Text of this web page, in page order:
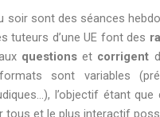
sont des séances
tuteurs d’une UE font des
questionset corrigent
sont variables
l’objectif étant
tous et le plus interactif